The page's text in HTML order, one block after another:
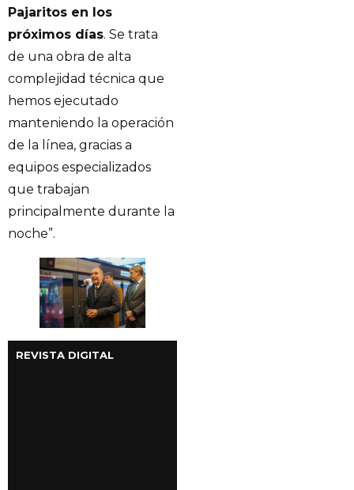
Pajaritos en los
próximos días. Se trata
de una obra de alta
complejidad técnica que
hemos ejecutado
manteniendo la operación
de la línea, gracias a
equipos especializados
que trabajan
principalmente durante la
noche”.
REVISTA DIGITAL